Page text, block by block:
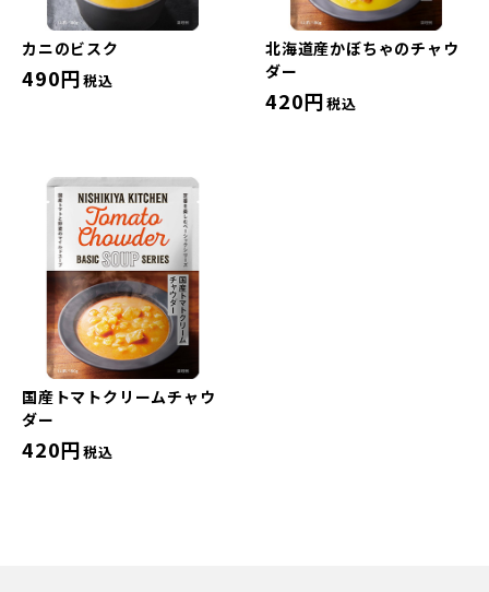
カニのビスク
490円税込
北海道産かぼちゃのチャウ
ダー
420円税込
国産トマトクリームチャウ
ダー
420円税込